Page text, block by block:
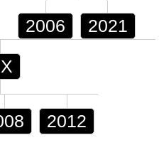
2006 2021
2012